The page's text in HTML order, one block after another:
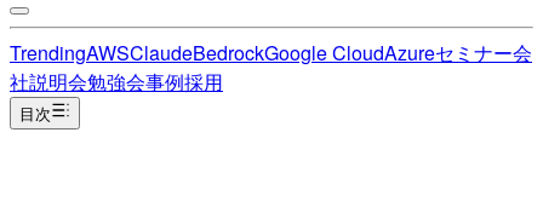
TrendingAWSClaudeBedrockGoogle CloudAzureセミナー会
社説明会勉強会事例採用
目次